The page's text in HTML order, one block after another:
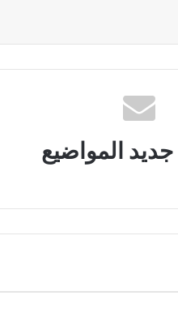
المواضيع